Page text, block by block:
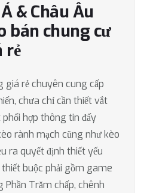
& Châu Âu
bán chung cư
rẻ
rẻ chuyên cung cấp
chưa chỉ cần thiết vắt
hợp thông tin đấy
rành mạch cũng như kèo
ra quyết định thiết yếu
buộc phải gồm game
Phần Trăm chấp, chênh